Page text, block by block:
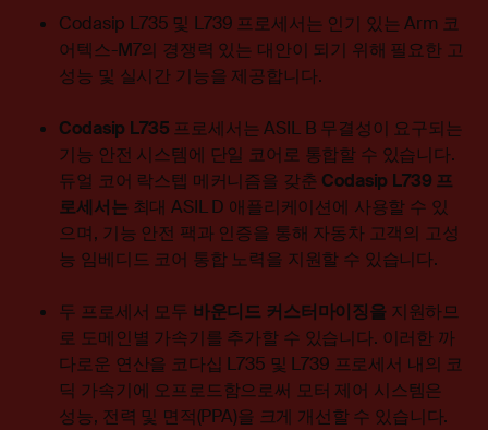
Codasip L735 및 L739 프로세서는 인기 있는 Arm 코
어텍스-M7의 경쟁력 있는 대안이 되기 위해 필요한 고
성능 및 실시간 기능을 제공합니다.
Codasip L735 프로세서는 ASIL B 무결성이 요구되는
기능 안전 시스템에 단일 코어로 통합할 수 있습니다.
듀얼 코어 락스텝 메커니즘을 갖춘 Codasip L739 프
로세서는최대 ASIL D 애플리케이션에 사용할 수 있
으며, 기능 안전 팩과 인증을 통해 자동차 고객의 고성
능 임베디드 코어 통합 노력을 지원할 수 있습니다.
두 프로세서 모두 바운디드 커스터마이징을지원하므
로 도메인별 가속기를 추가할 수 있습니다. 이러한 까
다로운 연산을 코다십 L735 및 L739 프로세서 내의 코
딕 가속기에 오프로드함으로써 모터 제어 시스템은
성능, 전력 및 면적(PPA)을 크게 개선할 수 있습니다.